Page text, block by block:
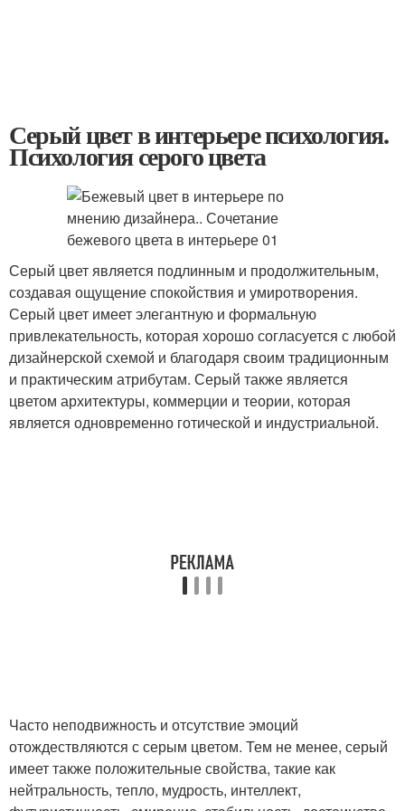
Серый цвет в интерьере психология.
Психология серого цвета
Серый цвет является подлинным и продолжительным,
создавая ощущение спокойствия и умиротворения.
Серый цвет имеет элегантную и формальную
привлекательность, которая хорошо согласуется с любой
дизайнерской схемой и благодаря своим традиционным
и практическим атрибутам. Серый также является
цветом архитектуры, коммерции и теории, которая
является одновременно готической и индустриальной.
Часто неподвижность и отсутствие эмоций
отождествляются с серым цветом. Тем не менее, серый
имеет также положительные свойства, такие как
нейтральность, тепло, мудрость, интеллект,